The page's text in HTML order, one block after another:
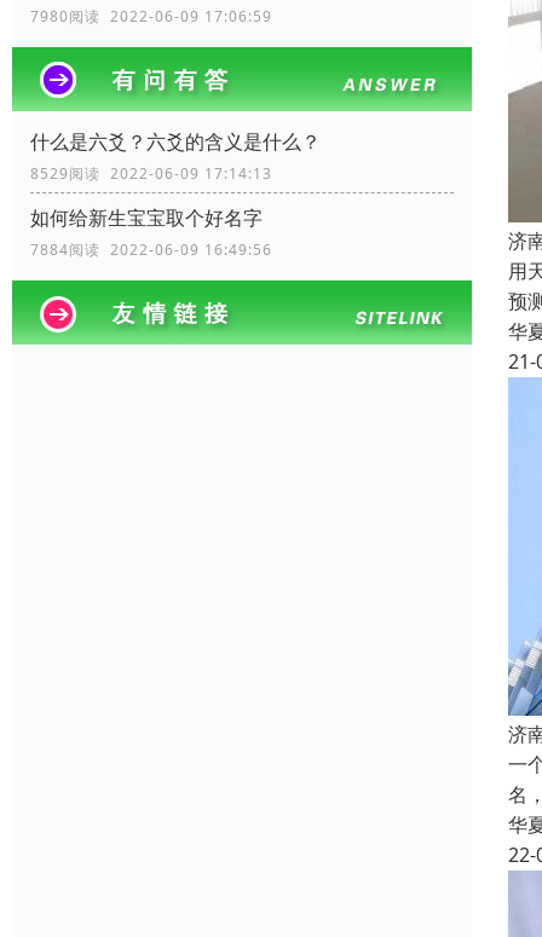
7980阅读 2022-06-09 17:06:59
什么是六爻？六爻的含义是什么？
8529阅读 2022-06-09 17:14:13
如何给新生宝宝取个好名字
7884阅读 2022-06-09 16:49:56
济
用
预
华
21-
济
一
名
华
22-